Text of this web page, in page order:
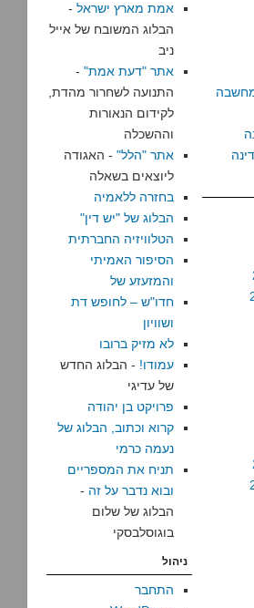
אמת מארץ ישראל -
הבלוג המשובח של אייל
ניב
אתר "דעת אמת" -
התנועה לשחרור מהדת,
לקידום הנאורות
וההשכלה
אתר "הלל" - האגודה
ליוצאים בשאלה
בחזרה ללאמיה
הבלוג של "יש דין"
הטלוויזיה החברתית
הסיפור האמיתי
והמזעזע של
חדו"ש – לחופש דת
ושוויון
לא מזיק ברובו
עמודו! - הבלוג החדש
של עדיגי
פרויקט בן יהודה
קרוא וכתוב, הבלוג של
נעמה כרמי
תניח את המספריים
ובוא נדבר על זה -
הבלוג של שלום
בוגוסלבסקי
ניהול
התחבר